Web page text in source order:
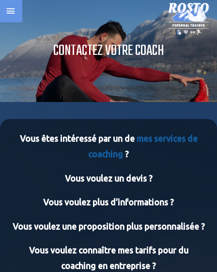
CONTACTEZ VOTRE COACH
Vous êtes intéressé par un de mes services de
coaching ?
Vous voulez un devis ?
Vous voulez plus d’informations ?
Vous voulez une proposition plus personnalisée ?
Vous voulez connaître mes tarifs pour du
coaching en entreprise ?